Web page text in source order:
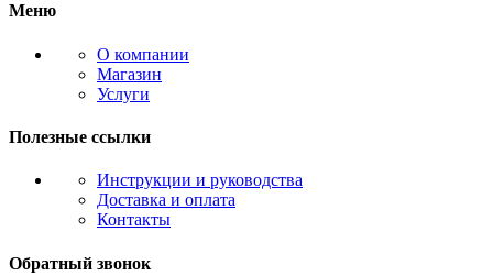
Меню
О компании
Магазин
Услуги
Полезные ссылки
Инструкции и руководства
Доставка и оплата
Контакты
Обратный звонок